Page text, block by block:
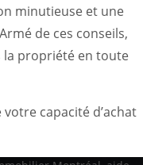
minutieuse et une
de ces conseils,
la propriété en toute
capacité d’achat